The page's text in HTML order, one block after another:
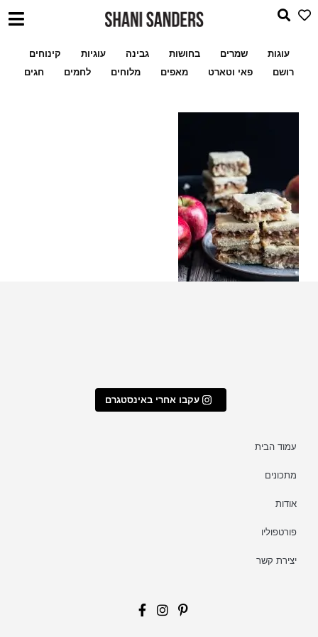
עוגות שמרים בחושות גבינה עוגיות
קינוחים
רושם
פאי וטארט מאפים מלוחים לחמים חגים
עקבו אחרי באינסטגרם
עמוד הבית
מתכונים
אודות
פורטפוליו
יצירת קשר